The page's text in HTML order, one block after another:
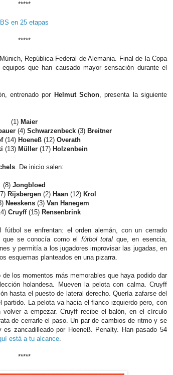
*****
BS en 25 etapas
*****
República Federal de Alemania. Final de la Copa
que han causado mayor sensación durante el
entrenado por Helmut Schon, presenta la siguiente
(1) Maier
(4) Schwarzenbeck(3) Breitner
(14) Hoeneß (12) Overath
(13) Müller (17) Holzenbein
. De inicio salen:
(8) Jongbloed
Rijsbergen(2) Haan(12) Krol
Neeskens (3) Van Hanegem
Cruyff(15) Rensenbrink
fútbol se enfrentan: el orden alemán, con un cerrado
que se conocía como el fútbol total que, en esencia,
y permitía a los jugadores improvisar las jugadas, en
esquemas planteados en una pizarra.
los momentos más memorables que haya podido dar
holandesa. Mueven la pelota con calma. Cruyff
hasta el puesto de lateral derecho. Quería zafarse del
La pelota va hacia el flanco izquierdo pero, con
volver a empezar. Cruyff recibe el balón, en el círculo
de cerrarle el paso. Un par de cambios de ritmo y se
zancadilleado por Hoeneß. Penalty. Han pasado 54
está a tu alcance.
*****